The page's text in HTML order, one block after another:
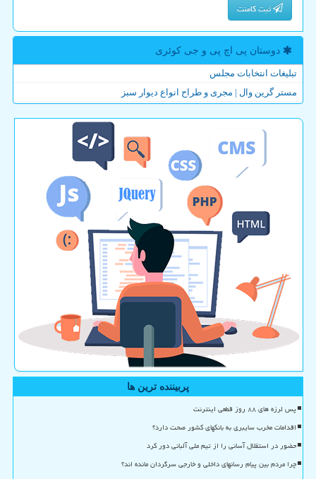
ثبت کامنت
دوستان پی اچ پی و جی كوئری
تبلیغات انتخابات مجلس
مستر گرین وال | مجری و طراح انواع دیوار سبز
پربیننده ترین ها
پس لرزه های ۸۸ روز قطعی اینترنت
اقدامات مخرب سایبری به بانکهای کشور صحت دارد؟
حضور در استقلال آسانی را از تیم ملی آلبانی دور کرد
چرا مردم بین پیام رسانهای داخلی و خارجی سرگردان مانده اند؟